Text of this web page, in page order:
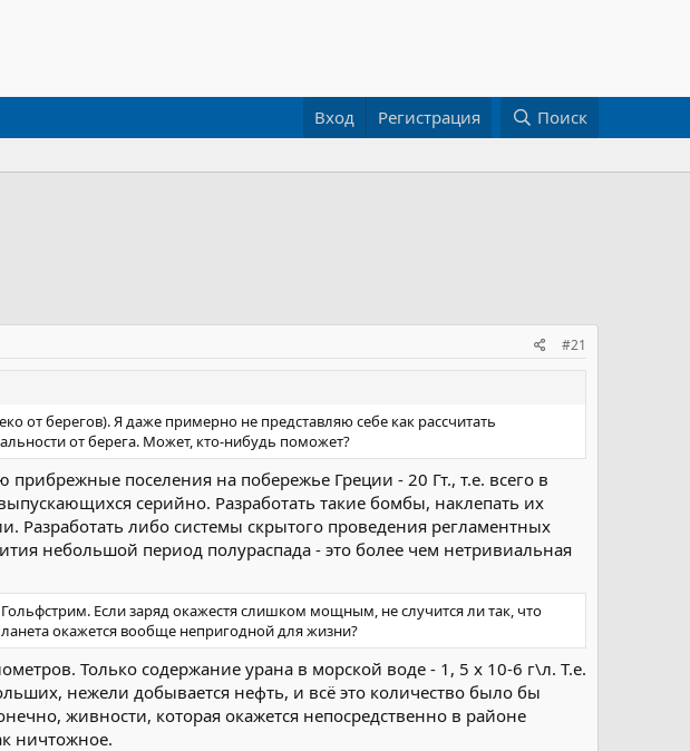
Вход Регистрация Поиск
#21
от берегов). Я даже примерно не представляю себе как рассчитать
от берега. Может, кто-нибудь поможет?
поселения на побережье Греции - 20 Гт., т.е. всего в
серийно. Разработать такие бомбы, наклепать их
Разработать либо системы скрытого проведения регламентных
небольшой период полураспада - это более чем нетривиальная
Если заряд окажестя слишком мощным, не случится ли так, что
окажется вообще непригодной для жизни?
Только содержание урана в морской воде - 1, 5 х 10-6 г\л. Т.е.
нежели добывается нефть, и всё это количество было бы
живности, которая окажется непосредственно в районе
ничтожное.